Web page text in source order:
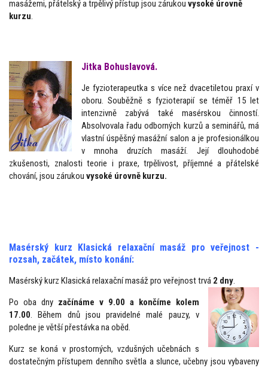
masážemi, přátelský a trpělivý přístup jsou zárukou vysoké úrovně
kurzu.
Jitka Bohuslavová.
Je fyzioterapeutka s více než dvacetiletou praxí v
oboru. Souběžně s fyzioterapií se téměř 15 let
intenzivně zabývá také masérskou činností.
Absolvovala řadu odborných kurzů a seminářů, má
vlastní úspěšný masážní salon a je profesionálkou
v mnoha druzích masáží. Její dlouhodobé
zkušenosti, znalosti teorie i praxe, trpělivost, příjemné a přátelské
chování, jsou zárukou vysoké úrovně kurzu.
Masérský kurz Klasická relaxační masáž pro veřejnost -
rozsah, začátek, místo konání:
Masérský kurz Klasická relaxační masáž pro veřejnost trvá 2 dny.
Po oba dny začínáme v 9.00 a končíme kolem
17.00. Během dnů jsou pravidelné malé pauzy, v
poledne je větší přestávka na oběd.
Kurz se koná v prostorných, vzdušných učebnách s
dostatečným přístupem denního světla a slunce, učebny jsou vybaveny